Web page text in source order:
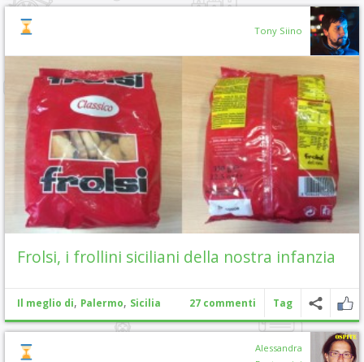
Tony Siino
Frolsi, i frollini siciliani della nostra infanzia
Il meglio di, Palermo, Sicilia 27 commenti Tag
Alessandra